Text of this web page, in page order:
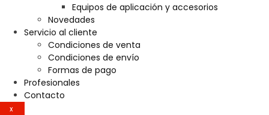
Equipos de aplicación y accesorios
Novedades
Servicio al cliente
Condiciones de venta
Condiciones de envío
Formas de pago
Profesionales
Contacto
X